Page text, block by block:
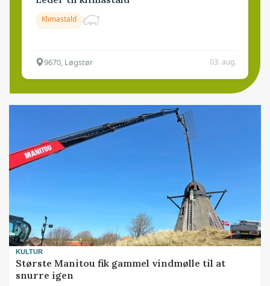
Klimastald
9670, Løgstør 03. aug.
KULTUR
Største Manitou fik gammel vindmølle til at
snurre igen